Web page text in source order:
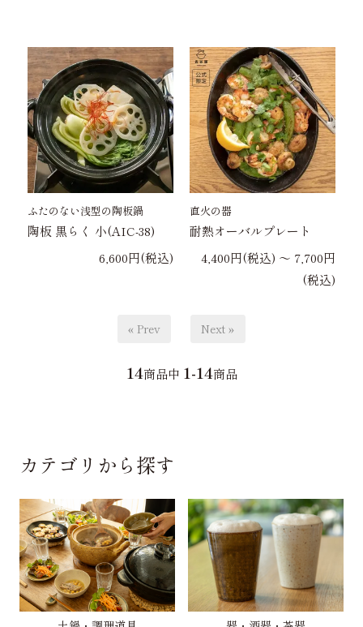
ふたのない浅型の陶板鍋
陶板 黒らく 小(AIC-38)
6,600円(税込)
直火の器
耐熱オーバルプレート
4,400円(税込) 〜 7,700円
(税込)
« Prev Next »
14商品中 1-14商品
カテゴリから探す